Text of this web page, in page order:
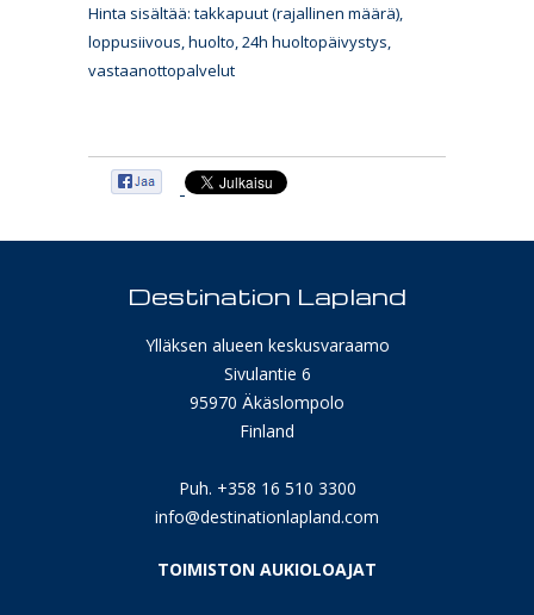
Hinta sisältää: takkapuut (rajallinen määrä),
loppusiivous, huolto, 24h huoltopäivystys,
vastaanottopalvelut
Destination Lapland
Ylläksen alueen keskusvaraamo
Sivulantie 6
95970 Äkäslompolo
Finland
Puh. +358 16 510 3300
info@destinationlapland.com
TOIMISTON AUKIOLOAJAT